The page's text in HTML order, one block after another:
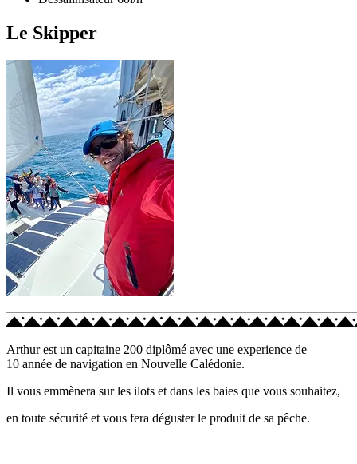
Le Skipper
Arthur est un capitaine 200 diplômé avec une experience de
10 année de navigation en Nouvelle Calédonie.
Il vous emmènera sur les ilots et dans les baies que vous souhaitez,
en toute sécurité et vous fera déguster le produit de sa pêche.